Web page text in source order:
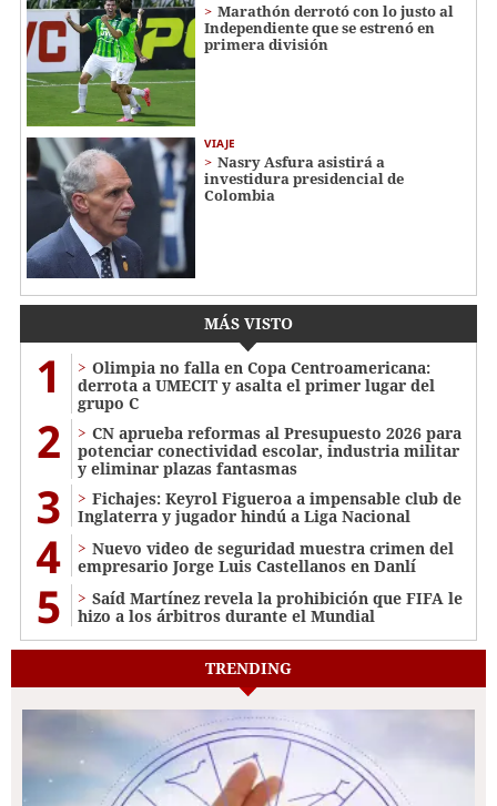
Marathón derrotó con lo justo al
Independiente que se estrenó en
primera división
VIAJE
Nasry Asfura asistirá a
investidura presidencial de
Colombia
MÁS VISTO
1
Olimpia no falla en Copa Centroamericana:
derrota a UMECIT y asalta el primer lugar del
grupo C
2
CN aprueba reformas al Presupuesto 2026 para
potenciar conectividad escolar, industria militar
y eliminar plazas fantasmas
3
Fichajes: Keyrol Figueroa a impensable club de
Inglaterra y jugador hindú a Liga Nacional
4
Nuevo video de seguridad muestra crimen del
empresario Jorge Luis Castellanos en Danlí
5
Saíd Martínez revela la prohibición que FIFA le
hizo a los árbitros durante el Mundial
TRENDING